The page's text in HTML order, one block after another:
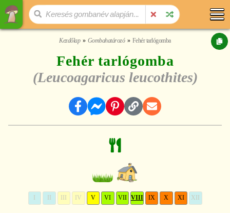
Kezdőlap Gombahatározó Fehér tarlógomba
Fehér tarlógomba
(Leucoagaricus leucothites)
IV V VI VII VIII IX X XI XII